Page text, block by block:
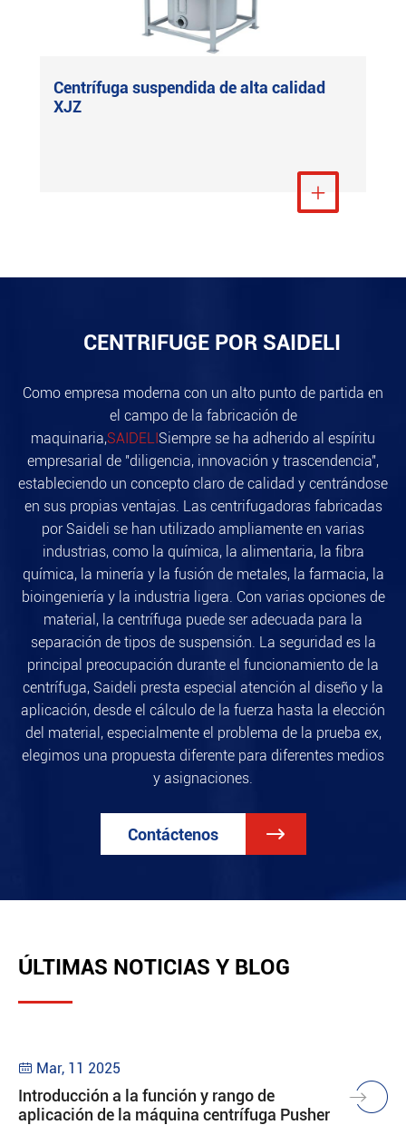
Centrífuga suspendida de alta calidad
XJZ
Ver más

CENTRIFUGE POR SAIDELI
Como empresa moderna con un alto punto de partida en
el campo de la fabricación de
maquinaria,SAIDELI Siempre se ha adherido al espíritu
empresarial de "diligencia, innovación y trascendencia",
estableciendo un concepto claro de calidad y centrándose
en sus propias ventajas. Las centrifugadoras fabricadas
por Saideli se han utilizado ampliamente en varias
industrias, como la química, la alimentaria, la fibra
química, la minería y la fusión de metales, la farmacia, la
bioingeniería y la industria ligera. Con varias opciones de
material, la centrífuga puede ser adecuada para la
separación de tipos de suspensión. La seguridad es la
principal preocupación durante el funcionamiento de la
centrífuga, Saideli presta especial atención al diseño y la
aplicación, desde el cálculo de la fuerza hasta la elección
del material, especialmente el problema de la prueba ex,
elegimos una propuesta diferente para diferentes medios
y asignaciones.
Contáctenos 
ÚLTIMAS NOTICIAS Y BLOG
 Mar, 11 2025
Introducción a la función y rango de
aplicación de la máquina centrífuga Pusher